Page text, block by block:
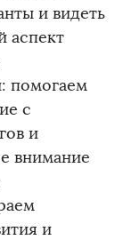
и видеть
аспект
помогаем
с
и
внимание
и